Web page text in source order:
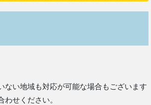
ない地域も対応が可能な場合もございます
せください。